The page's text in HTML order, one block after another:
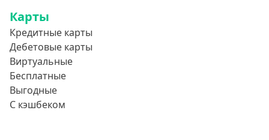
Карты
Кредитные карты
Дебетовые карты
Виртуальные
Бесплатные
Выгодные
С кэшбеком